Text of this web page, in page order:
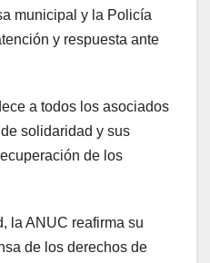
municipal y la Policía
y respuesta ante
a todos los asociados
solidaridad y sus
de los
la ANUC reafirma su
de los derechos de